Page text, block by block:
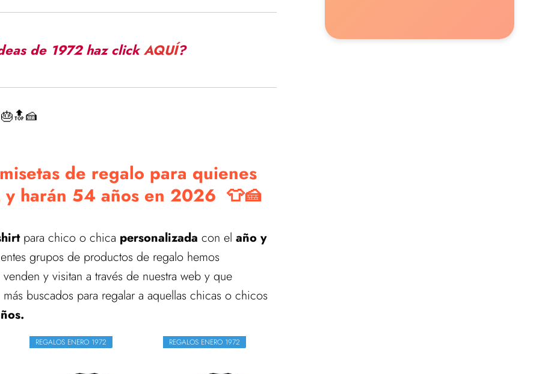
de 1972 haz clickAQUÍ?
🎂🔝🍰
de regalo para quienes
harán 54 años en 2026 👕🍰
para chico o chica personalizada con el año y
grupos de productos de regalo hemos
y visitan a través de nuestra web y que
buscados para regalar a aquellas chicas o chicos
REGALOS ENERO 1972 REGALOS ENERO 1972